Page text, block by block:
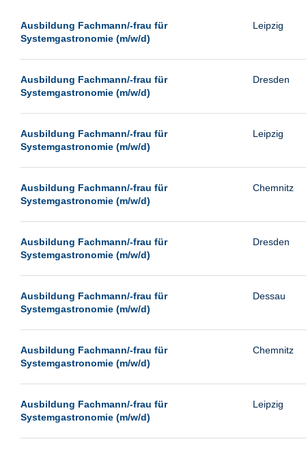
Heilbronn
Ingolstadt
Kassel
Laatzen
Leipzig
Leverkusen
Magdeburg
Mannheim
München
Neu-Isenburg
Neubrandenburg
Neumünster
Neunkirchen
Ausbildung Fachmann/-frau für
Systemgastronomie (m/w/d)
Leipzig
Ausbildung Fachmann/-frau für
Systemgastronomie (m/w/d)
Dresden
Ausbildung Fachmann/-frau für
Systemgastronomie (m/w/d)
Leipzig
Ausbildung Fachmann/-frau für
Systemgastronomie (m/w/d)
Chemnitz
Ausbildung Fachmann/-frau für
Systemgastronomie (m/w/d)
Dresden
Ausbildung Fachmann/-frau für
Systemgastronomie (m/w/d)
Dessau
Ausbildung Fachmann/-frau für
Systemgastronomie (m/w/d)
Chemnitz
Ausbildung Fachmann/-frau für
Systemgastronomie (m/w/d)
Leipzig